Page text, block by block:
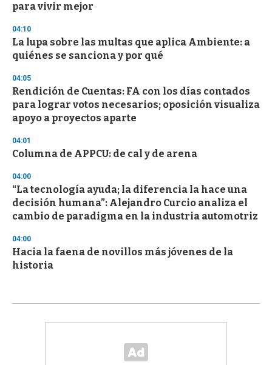
para vivir mejor
04:10
La lupa sobre las multas que aplica Ambiente: a
quiénes se sanciona y por qué
04:05
Rendición de Cuentas: FA con los días contados
para lograr votos necesarios; oposición visualiza
apoyo a proyectos aparte
04:01
Columna de APPCU: de cal y de arena
04:00
“La tecnología ayuda; la diferencia la hace una
decisión humana”: Alejandro Curcio analiza el
cambio de paradigma en la industria automotriz
04:00
Hacia la faena de novillos más jóvenes de la
historia